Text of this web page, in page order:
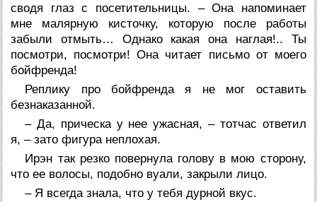
сводя глаз с посетительницы. – Она напоминает
мне малярную кисточку, которую после работы
забыли отмыть… Однако какая она наглая!.. Ты
посмотри, посмотри! Она читает письмо от моего
бойфренда!
Реплику про бойфренда я не мог оставить
безнаказанной.
– Да, прическа у нее ужасная, – тотчас ответил
я, – зато фигура неплохая.
Ирэн так резко повернула голову в мою сторону,
что ее волосы, подобно вуали, закрыли лицо.
– Я всегда знала, что у тебя дурной вкус.